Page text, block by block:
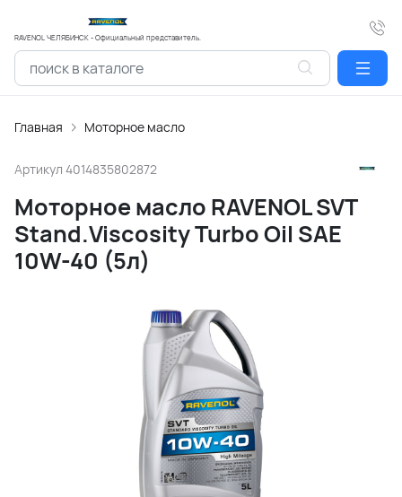
RAVENOL ЧЕЛЯБИНСК - Официальный представитель.
Главная Моторное масло
Артикул 4014835802872
Моторное масло RAVENOL SVT
Stand.Viscosity Turbo Oil SAE
10W-40 (5л)